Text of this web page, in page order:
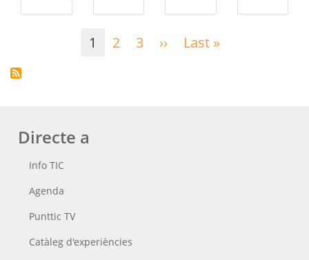
1 2 3 ›› Pàgina
Last »
Directe a
Info TIC
Agenda
Punttic TV
Catàleg d'experiències